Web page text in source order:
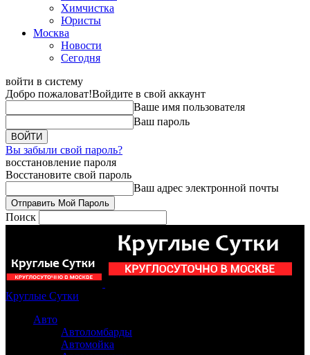
Химчистка
Юристы
Москва
Новости
Сегодня
войти в систему
Добро пожаловат!Войдите в свой аккаунт
Ваше имя пользователя
Ваш пароль
Вы забыли свой пароль?
восстановление пароля
Восстановите свой пароль
Ваш адрес электронной почты
Поиск
Круглые Сутки
Авто
Автоломбарды
Автомойка